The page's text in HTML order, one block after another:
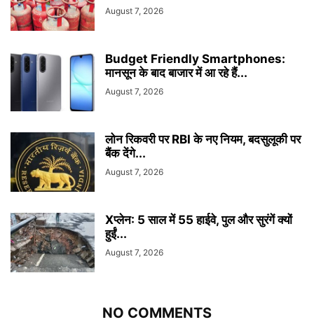
August 7, 2026
Budget Friendly Smartphones:
मानसून के बाद बाजार में आ रहे हैं...
August 7, 2026
लोन रिकवरी पर RBI के नए नियम, बदसुलूकी पर
बैंक देंगे...
August 7, 2026
Xप्लेन: 5 साल में 55 हाईवे, पुल और सुरंगें क्यों
हुईं...
August 7, 2026
NO COMMENTS